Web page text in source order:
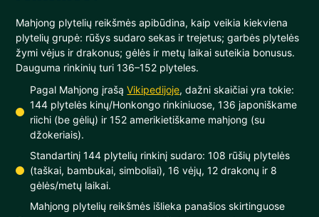
Mahjong plytelių reikšmės apibūdina, kaip veikia kiekviena
plytelių grupė: rūšys sudaro sekas ir trejetus; garbės plytelės
žymi vėjus ir drakonus; gėlės ir metų laikai suteikia bonusus.
Dauguma rinkinių turi 136–152 plyteles.
Pagal Mahjong įrašąVikipedijoje, dažni skaičiai yra tokie:
144 plytelės kinų/Honkongo rinkiniuose, 136 japoniškame
riichi (be gėlių) ir 152 amerikietiškame mahjong (su
džokeriais).
Standartinį 144 plytelių rinkinį sudaro: 108 rūšių plytelės
(taškai, bambukai, simboliai), 16 vėjų, 12 drakonų ir 8
gėlės/metų laikai.
Mahjong plytelių reikšmės išlieka panašios skirtinguose